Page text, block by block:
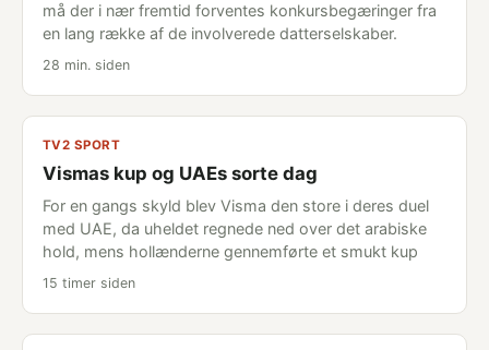
må der i nær fremtid forventes konkursbegæringer fra
en lang række af de involverede datterselskaber.
28 min. siden
TV2 SPORT
Vismas kup og UAEs sorte dag
For en gangs skyld blev Visma den store i deres duel
med UAE, da uheldet regnede ned over det arabiske
hold, mens hollænderne gennemførte et smukt kup
15 timer siden